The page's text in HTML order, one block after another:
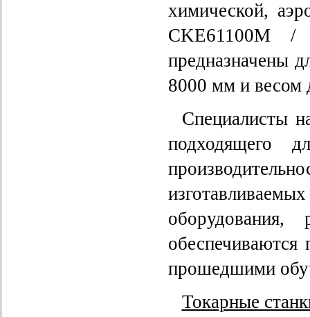
химической,
CKE61100M
предназначены
8000 мм и весом
Специалисты
подходящего
прошедшими
Токарные